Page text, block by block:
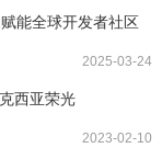
能全球开发者社区
2025-03-24
西亚荣光
2023-02-10